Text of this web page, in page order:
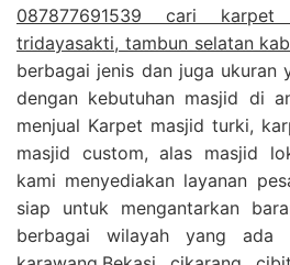
087877691539 cari
tridayasakti, tambun selatan
berbagai jenis dan juga ukuran
dengan kebutuhan masjid di
menjual Karpet masjid turki,
masjid custom, alas masjid
kami menyediakan layanan
siap untuk mengantarkan
berbagai wilayah yang ada